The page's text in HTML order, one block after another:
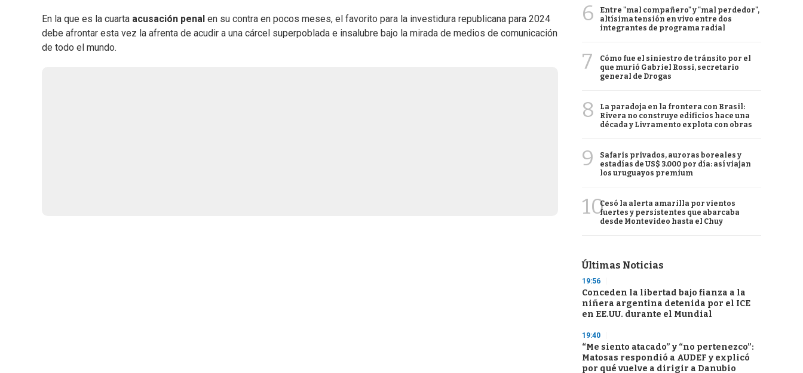
En la que es la cuarta acusación penal en su contra en pocos meses, el favorito para la investidura republicana para 2024
debe afrontar esta vez la afrenta de acudir a una cárcel superpoblada e insalubre bajo la mirada de medios de comunicación
de todo el mundo.
6
Entre "mal compañero" y "mal perdedor",
altísima tensión en vivo entre dos
integrantes de programa radial
7
Cómo fue el siniestro de tránsito por el
que murió Gabriel Rossi, secretario
general de Drogas
8
La paradoja en la frontera con Brasil:
Rivera no construye edificios hace una
década y Livramento explota con obras
9
Safaris privados, auroras boreales y
estadías de US$ 3.000 por día: así viajan
los uruguayos premium
10Cesó la alerta amarilla por vientos
fuertes y persistentes que abarcaba
desde Montevideo hasta el Chuy
Últimas Noticias
19:56
Conceden la libertad bajo fianza a la
niñera argentina detenida por el ICE
en EE.UU. durante el Mundial
19:40
“Me siento atacado” y “no pertenezco”:
Matosas respondió a AUDEF y explicó
por qué vuelve a dirigir a Danubio